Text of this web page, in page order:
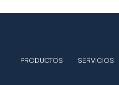
PRODUCTOS SERVICIOS